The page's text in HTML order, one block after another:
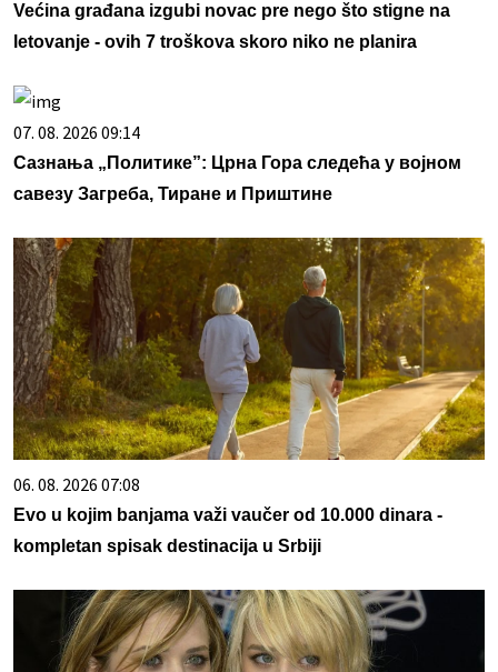
Većina građana izgubi novac pre nego što stigne na
letovanje - ovih 7 troškova skoro niko ne planira
07. 08. 2026 09:14
Сазнања „Политике”: Црна Гора следећа у војном
савезу Загреба, Тиране и Приштине
06. 08. 2026 07:08
Evo u kojim banjama važi vaučer od 10.000 dinara -
kompletan spisak destinacija u Srbiji